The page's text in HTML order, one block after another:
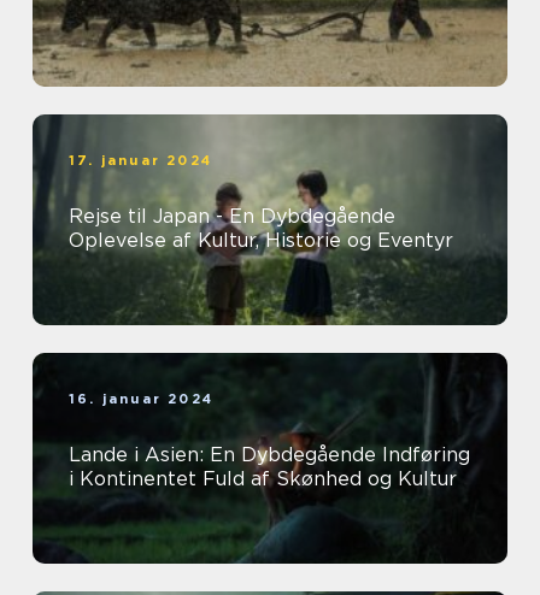
17. januar 2024
Rejse til Japan - En Dybdegående
Oplevelse af Kultur, Historie og Eventyr
16. januar 2024
Lande i Asien: En Dybdegående Indføring
i Kontinentet Fuld af Skønhed og Kultur